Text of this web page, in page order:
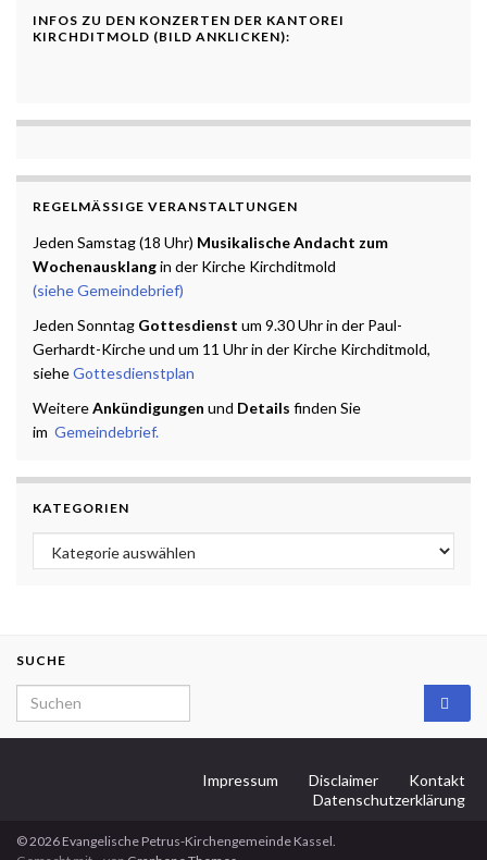
INFOS ZU DEN KONZERTEN DER KANTOREI
KIRCHDITMOLD (BILD ANKLICKEN):
REGELMÄSSIGE VERANSTALTUNGEN
Jeden Samstag (18 Uhr) Musikalische Andacht zum
Wochenausklangin der Kirche Kirchditmold
(siehe Gemeindebrief)
Jeden Sonntag Gottesdienst um 9.30 Uhr in der Paul-
Gerhardt-Kirche und um 11 Uhr in der Kirche Kirchditmold,
sieheGottesdienstplan
WeitereAnkündigungen und Details finden Sie
im Gemeindebrief.
KATEGORIEN
Kategorien
SUCHE
Search for:
Impressum Disclaimer
Kontakt
Datenschutzerklärung
© 2026 Evangelische Petrus-Kirchengemeinde Kassel.